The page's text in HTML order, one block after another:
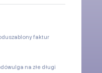
szablony faktur
ulga na złe długi